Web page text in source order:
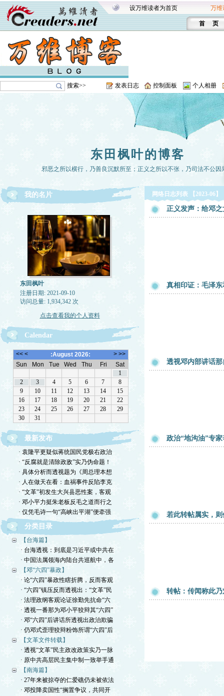
设万维读者为首页 万维
首 页
搜索>> 发表日志 控制面板 个人相册
东田枫叶的博客
邪恶之所以横行，乃善良沉默所至；正义之所以不张，乃司法不公因
我的名片
东田枫叶
注册日期: 2021-09-10
访问总量: 1,934,342 次
点击查看我的个人资料
Calendar
最新发布
· 袁隆平更疑似蒋统国民党极右政治
· “反腐就是清除政敌”实乃伪命题！
· 具体分析而透视题为《周总理本想
· 人在做天在看：血祸事件反陷李克
· “文革”初发生大兴县恶性案，客观
· 邓小平力挺朱老板反毛之道而行之
· 仅凭毛诗一句“高峡出平湖”便牵强
分类目录
【台海篇】
· 台海透视：到底是习近平或中共在
· 中国法属领海内陆台共巡航中，各
【邓“六四”暴政】
· 论“六四”暴政性瞎折腾，反而客观
· “六四”镇压反而透视出：“文革”民
· 法理政纲客观论证徐勤先抗命“六
· 透视一番那为邓小平狡辩其“六四”
· 邓“六四”后讲话所透视出政治欺骗
· 仍邓式歪理狡辩粉饰所谓“六四”后
【文革文件转载】
· 透视“文革”民主政改政策实乃一脉
· 原中共高层民主集中制一致举手通
【南海篇】
· 27年来被掠夺的仁爱礁仍未被依法
· 邓投降卖国性“搁置争议，共同开
网络日志列表 【2023-06】
正义发声：给邓
真相印证：毛泽
透视邓内部讲话
政治“地沟油”专
若此转帖属实，
转帖：传闻称此